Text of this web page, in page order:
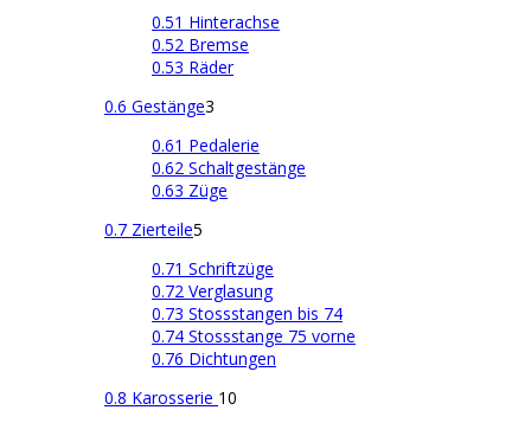
0.51 Hinterachse
0.52 Bremse
0.53 Räder
0.6 Gestänge3
0.61 Pedalerie
0.62 Schaltgestänge
0.63 Züge
0.7 Zierteile5
0.71 Schriftzüge
0.72 Verglasung
0.73 Stossstangen bis 74
0.74 Stossstange 75 vorne
0.76 Dichtungen
0.8 Karosserie 10